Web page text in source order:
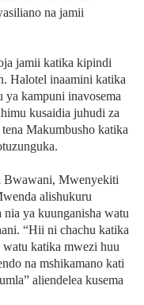
na jamii
jamii katika kipindi
Halotel inaamini katika
ya kampuni inavosema
kusaidia juhudi za
Makumbusho katika
Bwawani, Mwenyekiti
alishukuru
ya kuunganisha watu
“Hii ni chachu katika
katika mwezi huu
na mshikamano kati
aliendelea kusema